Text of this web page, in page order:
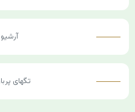
تگ‎های پربازدید وبلاگ